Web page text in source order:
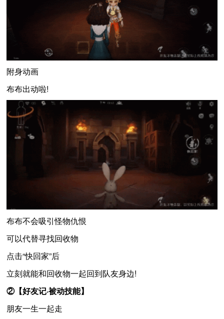
附身动画
布布出动啦!
布布不会吸引怪物仇恨
可以代替寻找回收物
点击“快回家”后
立刻就能和回收物一起回到队友身边!
②【好友记·被动技能】
朋友一生一起走